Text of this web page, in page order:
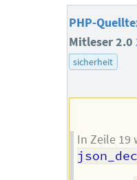
PHP-
Mitleser 2.0
sicherheit
In Zeile 19